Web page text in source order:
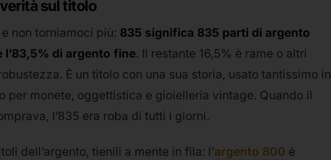
sul titolo
non torniamoci più: 835 significa 835 parti di argento
l’83,5% di argento fine. Il restante 16,5% è rame o altri
È un titolo con una sua storia, usato tantissimo in
per monete, oggettistica e gioielleria vintage. Quando il
l’835 era roba di tutti i giorni.
dell’argento, tienili a mente in fila: l’argento 800 è